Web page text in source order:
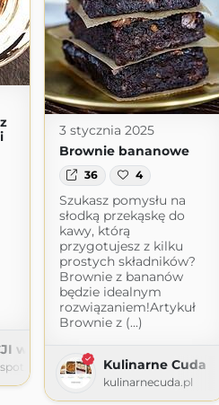
współczesna kuchnia francuska
3 stycznia 2025
Brownie bananowe
36 4
Szukasz pomysłu na
słodką przekąskę do
kawy, którą
przygotujesz z kilku
prostych składników?
Brownie z bananów
będzie idealnym
rozwiązaniem!Artykuł
Brownie z (...)
Kulinarne Cuda
kulinarnecuda.pl